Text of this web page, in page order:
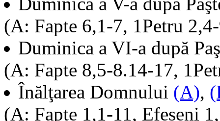
(A: Fapte 6,1-7, 1Petru
Duminica a VI-a după
(A: Fapte 8,5-8.14-17,
Înălţarea Domnului (A),
(A: Fapte 1,1-11, Efeseni